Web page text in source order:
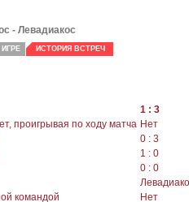
- Левадиакос
ИСТОРИЯ ВСТРЕЧ
1 : 3
проигрывая по ходу матча Нет
0 : 3
1 : 0
0 : 0
командой
Нет